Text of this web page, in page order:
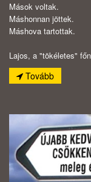
Mások voltak.
Máshonnan jöttek.
Máshova tartottak.
Lajos, a "tökéletes"
Tovább